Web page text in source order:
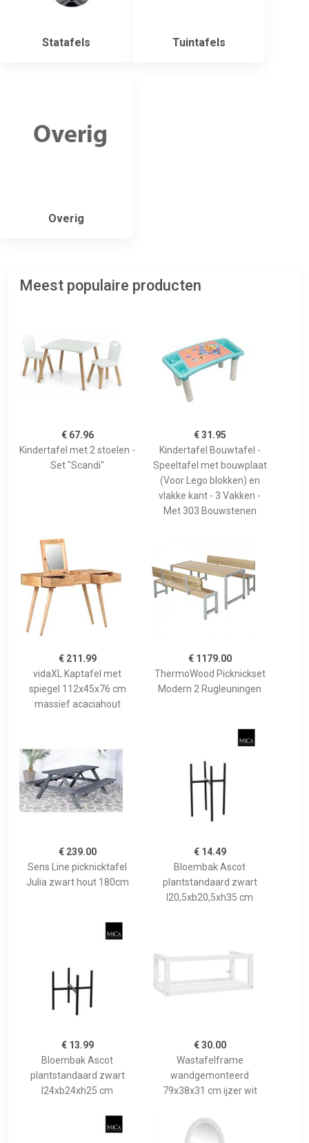
Statafels Tuintafels
Overig
Meest populaire producten
€ 67.96
Kindertafel met 2 stoelen -
Set "Scandi"
€ 31.95
Kindertafel Bouwtafel -
Speeltafel met bouwplaat
(Voor Lego blokken) en
vlakke kant - 3 Vakken -
Met 303 Bouwstenen
€ 211.99
vidaXL Kaptafel met
spiegel 112x45x76 cm
massief acaciahout
€ 1179.00
ThermoWood Picknickset
Modern 2 Rugleuningen
€ 239.00
Sens Line picknicktafel
Julia zwart hout 180cm
€ 14.49
Bloembak Ascot
plantstandaard zwart
l20,5xb20,5xh35 cm
€ 13.99
Bloembak Ascot
plantstandaard zwart
l24xb24xh25 cm
€ 30.00
Wastafelframe
wandgemonteerd
79x38x31 cm ijzer wit